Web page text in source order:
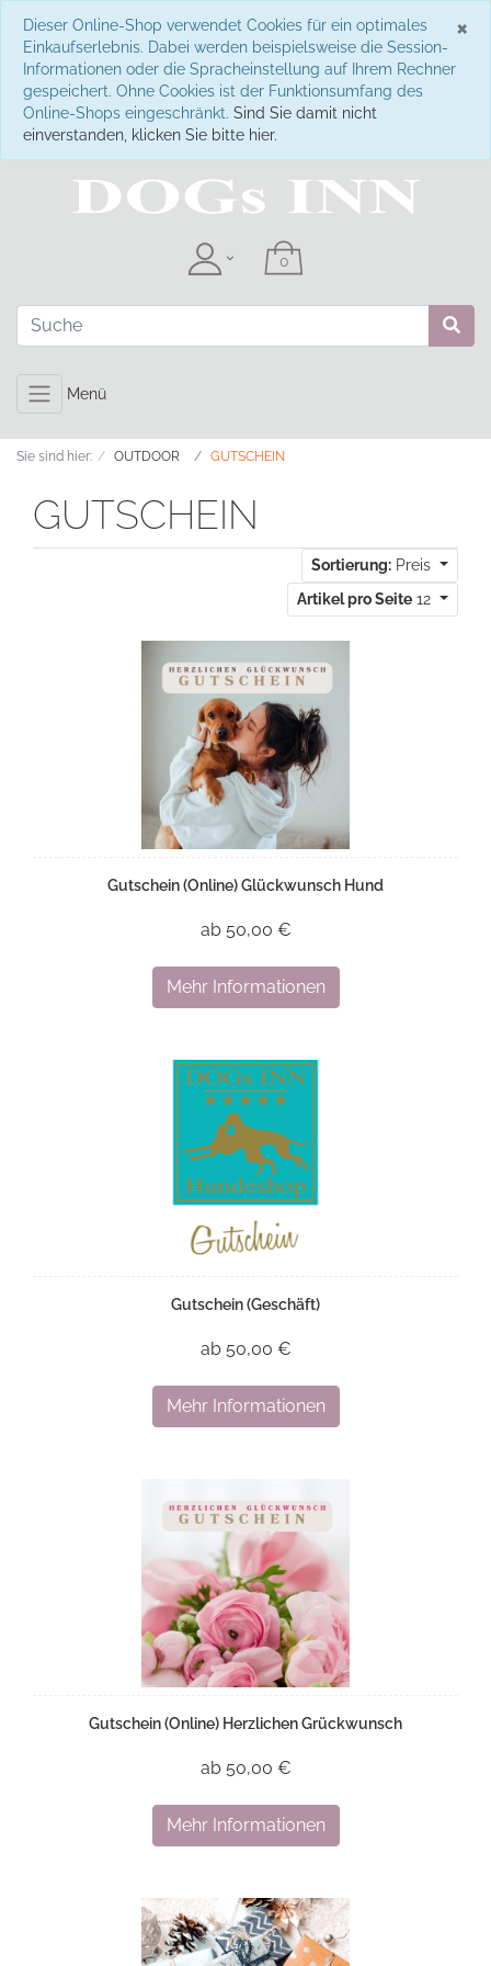
×
Dieser Online-Shop verwendet Cookies für ein optimales
Einkaufserlebnis. Dabei werden beispielsweise die Session-
Informationen oder die Spracheinstellung auf Ihrem Rechner
gespeichert. Ohne Cookies ist der Funktionsumfang des
Online-Shops eingeschränkt. Sind Sie damit nicht
einverstanden, klicken Sie bitte hier.
Menü
Sie sind hier: OUTDOOR GUTSCHEIN
GUTSCHEIN
Sortierung: Preis
Artikel pro Seite 12
Gutschein (Online) Glückwunsch Hund
ab 50,00 €
Mehr Informationen
Gutschein (Geschäft)
ab 50,00 €
Mehr Informationen
Gutschein (Online) Herzlichen Grückwunsch
ab 50,00 €
Mehr Informationen